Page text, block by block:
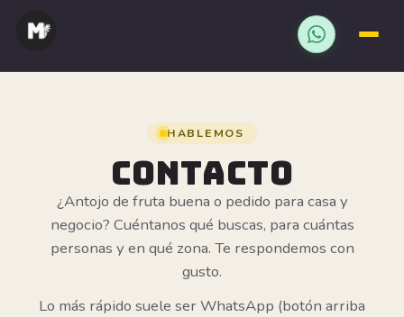
WHATSAPP
HABLEMOS
CONTACTO
¿Antojo de fruta buena o pedido para casa y
negocio? Cuéntanos qué buscas, para cuántas
personas y en qué zona. Te respondemos con
gusto.
Lo más rápido suele ser WhatsApp (botón arriba